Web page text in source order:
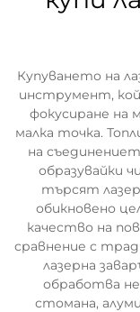
Купуването на
инструмент,
фокусиране на
малка точка.
на
образувайки
търсят
обикновено
качество на
сравнение с
лазерна
обработва
стомана,